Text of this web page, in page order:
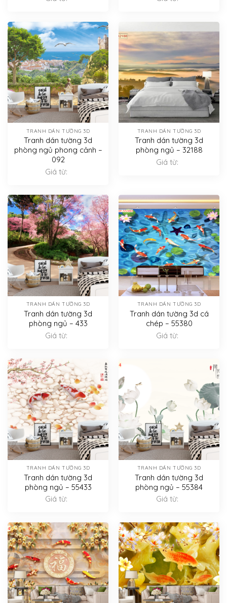
TRANH DÁN TƯỜNG 3D
Tranh dán tường 3d
phòng ngủ phong cảnh –
092
Giá từ:
TRANH DÁN TƯỜNG 3D
Tranh dán tường 3d
phòng ngủ – 32188
Giá từ:
TRANH DÁN TƯỜNG 3D
Tranh dán tường 3d
phòng ngủ – 433
Giá từ:
TRANH DÁN TƯỜNG 3D
Tranh dán tường 3d cá
chép – 55380
Giá từ:
TRANH DÁN TƯỜNG 3D
Tranh dán tường 3d
phòng ngủ – 55433
Giá từ:
TRANH DÁN TƯỜNG 3D
Tranh dán tường 3d
phòng ngủ – 55384
Giá từ: